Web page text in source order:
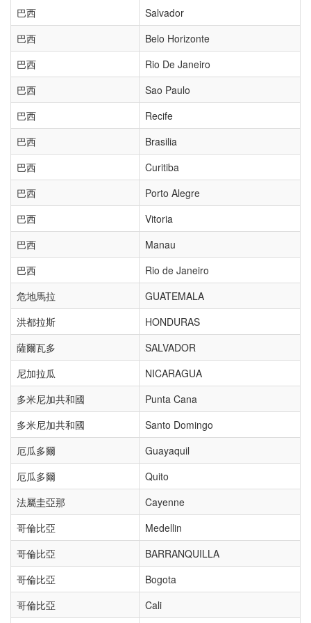
巴西
Salvador
巴西
Belo Horizonte
巴西
Rio De Janeiro
巴西
Sao Paulo
巴西
Recife
巴西
Brasilia
巴西
Curitiba
巴西
Porto Alegre
巴西
Vitoria
巴西
Manau
巴西
Rio de Janeiro
危地馬拉
GUATEMALA
洪都拉斯
HONDURAS
薩爾瓦多
SALVADOR
尼加拉瓜
NICARAGUA
多米尼加共和國
Punta Cana
多米尼加共和國
Santo Domingo
厄瓜多爾
Guayaquil
厄瓜多爾
Quito
法屬圭亞那
Cayenne
哥倫比亞
Medellin
哥倫比亞
BARRANQUILLA
哥倫比亞
Bogota
哥倫比亞
Cali